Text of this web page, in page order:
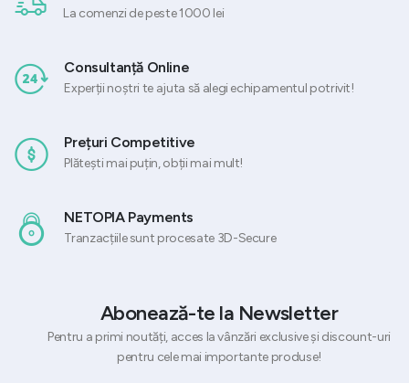
La comenzi de peste 1000 lei
Consultanță Online
Experții noștri te ajuta să alegi echipamentul potrivit!
Prețuri Competitive
Plătești mai puțin, obții mai mult!
NETOPIA Payments
Tranzacțiile sunt procesate 3D-Secure
Abonează-te la Newsletter
Pentru a primi noutăți, acces la vânzări exclusive și discount-uri
pentru cele mai importante produse!